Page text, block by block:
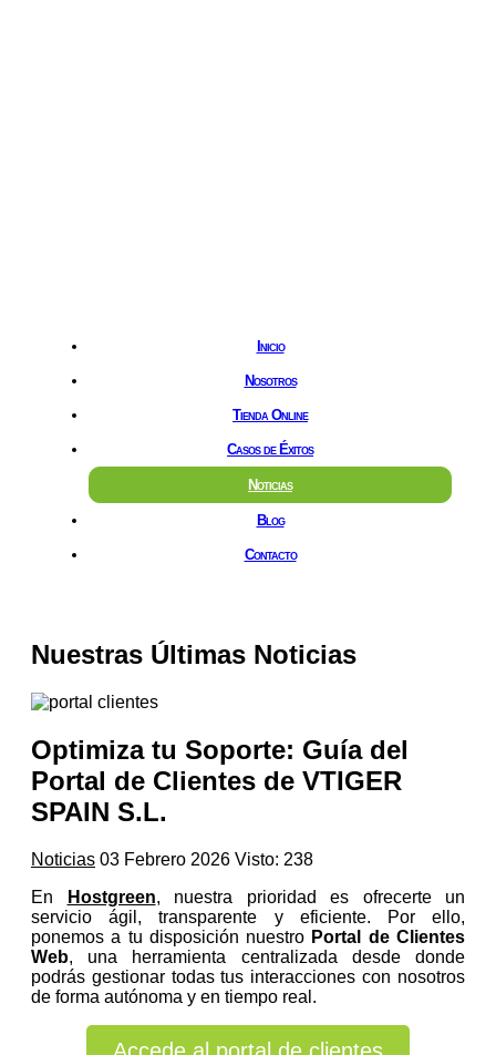
Inicio
Nosotros
Tienda Online
Casos de Éxitos
Noticias
Blog
Contacto
Nuestras Últimas Noticias
Optimiza tu Soporte: Guía del
Portal de Clientes de VTIGER
SPAIN S.L.
Noticias 03 Febrero 2026 Visto: 238
En
Hostgreen, nuestra prioridad es ofrecerte un
servicio ágil, transparente y eficiente. Por ello,
ponemos a tu disposición nuestro Portal de Clientes
Web, una herramienta centralizada desde donde
podrás gestionar todas tus interacciones con nosotros
de forma autónoma y en tiempo real.